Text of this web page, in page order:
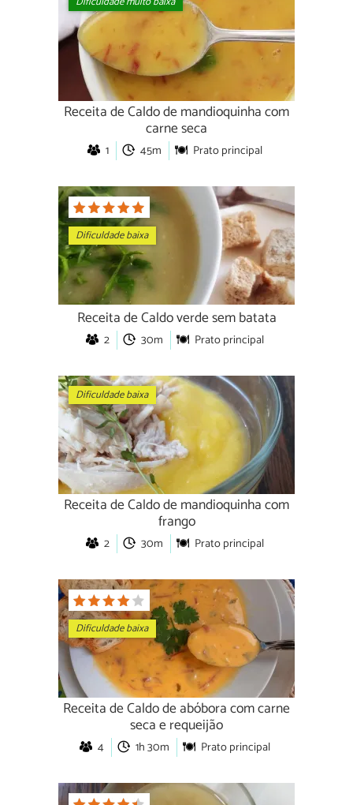
Receita de Caldo de mandioquinha com
carne seca
1 45m Prato principal
Dificuldade baixa
Receita de Caldo verde sem batata
2 30m Prato principal
Dificuldade baixa
Receita de Caldo de mandioquinha com
frango
2 30m Prato principal
Dificuldade baixa
Receita de Caldo de abóbora com carne
seca e requeijão
4 1h 30m Prato principal